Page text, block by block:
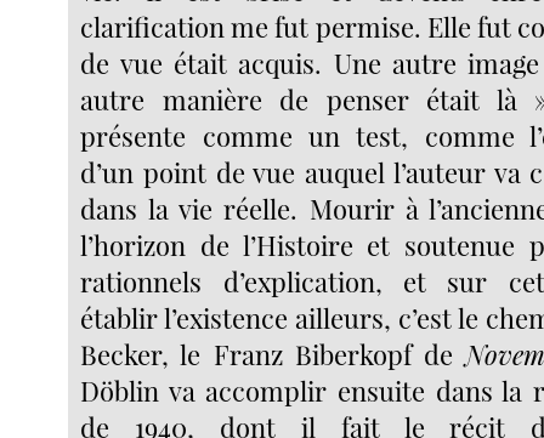
clarification me fut permise. Elle fut
de vue était acquis. Une autre
autre manière de penser était là
présente comme un test, comme
d’un point de vue auquel l’auteur va
dans la vie réelle. Mourir à
l’horizon de l’Histoire et soutenue
rationnels d’explication, et sur
établir l’existence ailleurs, c’est le
Becker, le Franz Biberkopf de
Döblin va accomplir ensuite dans la
de 1940, dont il fait le récit